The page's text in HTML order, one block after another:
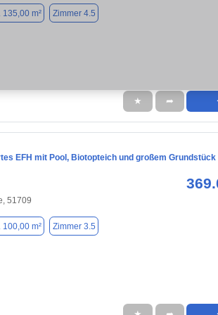
135,00 m² Zimmer 4.5
★ ➦
EFH mit Pool, Biotopteich und großem Grundstück
51709
100,00 m² Zimmer 3.5